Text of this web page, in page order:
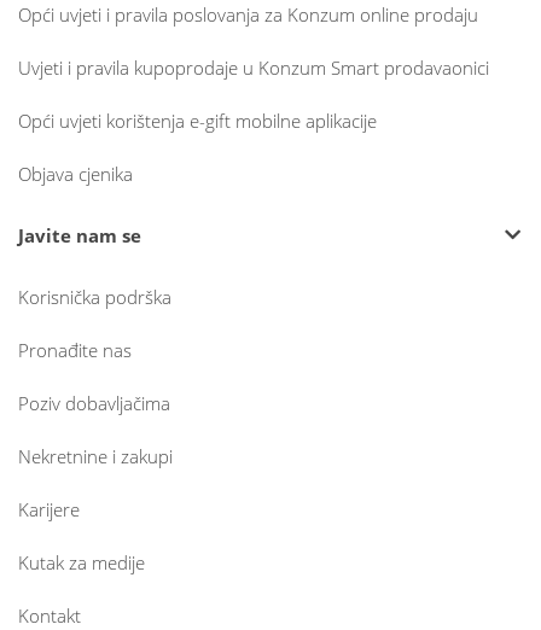
Opći uvjeti i pravila poslovanja za Konzum online prodaju
Uvjeti i pravila kupoprodaje u Konzum Smart prodavaonici
Opći uvjeti korištenja e-gift mobilne aplikacije
Objava cjenika
Javite nam se
Korisnička podrška
Pronađite nas
Poziv dobavljačima
Nekretnine i zakupi
Karijere
Kutak za medije
Kontakt